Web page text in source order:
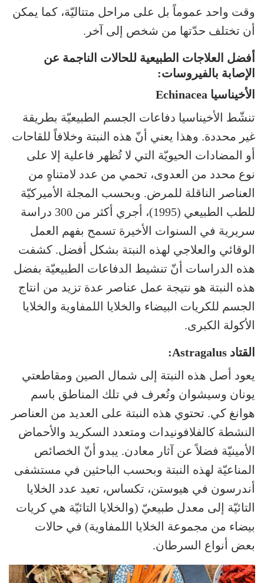
وقت واحد عموماً بل على مراحل متتاليّة، كما يمكن
أن تختلف حدّتها من شخص إلى آخر.
أفضل العلاجات الطبيعية للحالات الناجمة عن
الإصابة بالفيروسات:
الأخيناسيا Echinacea
تنشّط الأخيناسيا دفاعات الجسم الطبيعيّة بطريقة
غير محددة. وهذا يعني أنّ هذه النبتة وخلافاً للقاحات
أو المضادات الحيويّة التي لا تُظهر فاعلية إلا على
نوع محدد من العدوى، تحمي من عدد لامتناهٍ من
العناصر الناقلة للمرض. وبحسب المجلة الأميركيّة
للطب الطبيعي (1995)، أجري أكثر من 300 دراسة
سريرية في السنوات الأخيرة تسمح بفهم العمل
الوقائي والعلاجي لهذه النبتة بشكل أفضل. كشفت
هذه الدراسات أنّ تنشيط الدفاعات الطبيعيّة بفضل
هذه النبتة هو نتيجة عمل عناصر عدة تزيد من انتاج
الجسم للكريات البيضاء والخلايا اللمفاوية والخلايا
الأكولة الكبرى.
القتاد Astragalus:
يعود أصل هذه النبتة إلى شمال الصين ومقاطعتي
يونان وسيشوان وتُعرف في تلك المناطق باسم
هوانغ كي. تحتوي هذه النبتة على العديد من العناصر
النشطة كالفلافونيدات ومتعدد السكريد والأحماض
الأمينيّة فضلاً عن آثار معادن. يبدو أنّ الخصائص
المناعيّة لهذه النبتة وبحسب الباحثين في مستشفى
أندرسون في هيوستن، تكساس، تعيد عدد الخلايا
التائيّة إلى معدل طبيعيّ (والخلايا التائيّة هي كريات
بيضاء من مجموعة الخلايا اللمفاوية) في حالات
بعض أنواع السرطان.